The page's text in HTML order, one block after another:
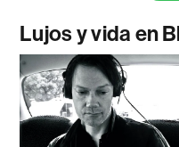
Lujos y vida en